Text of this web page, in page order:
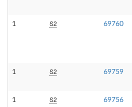
1 S2 69760
1 S2 69759
1 S2 69756